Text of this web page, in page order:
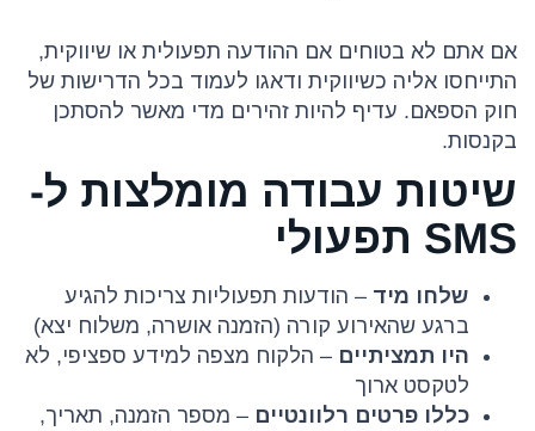
אם אתם לא בטוחים אם ההודעה תפעולית או שיווקית,
התייחסו אליה כשיווקית ודאגו לעמוד בכל הדרישות של
חוק הספאם. עדיף להיות זהירים מדי מאשר להסתכן
בקנסות.
שיטות עבודה מומלצות ל-
SMS תפעולי
שלחו מיד – הודעות תפעוליות צריכות להגיע
ברגע שהאירוע קורה (הזמנה אושרה, משלוח יצא)
היו תמציתיים – הלקוח מצפה למידע ספציפי, לא
לטקסט ארוך
כללו פרטים רלוונטיים – מספר הזמנה, תאריך,